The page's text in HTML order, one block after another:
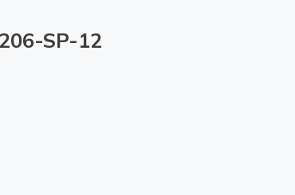
SP-12